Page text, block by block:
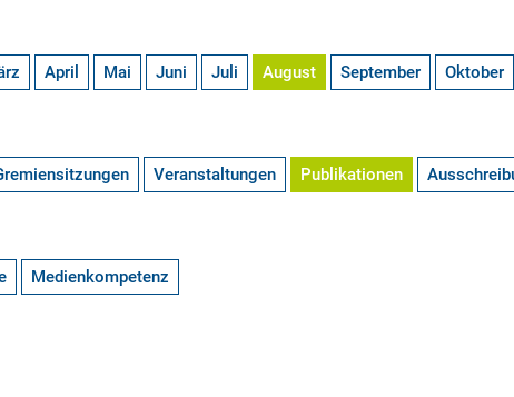
April Mai Juni Juli August September Oktober
Veranstaltungen Publikationen
Medienkompetenz